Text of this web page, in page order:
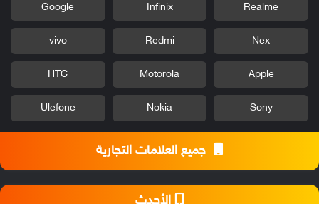
Realme
Infinix
Google
Nex
Redmi
vivo
Apple
Motorola
HTC
Sony
Nokia
Ulefone
جميع العلامات التجارية